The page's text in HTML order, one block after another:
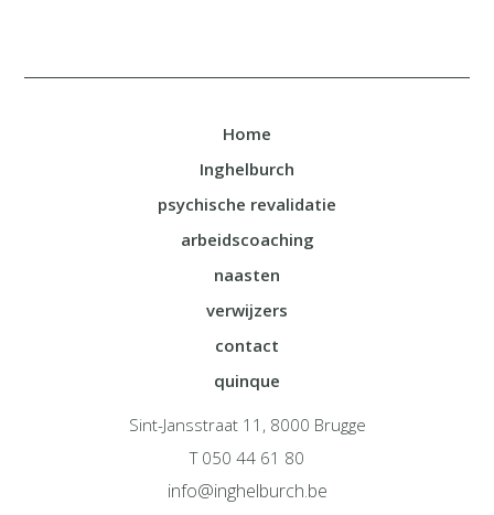
Home
Inghelburch
psychische revalidatie
arbeidscoaching
naasten
verwijzers
contact
quinque
Sint-Jansstraat 11, 8000 Brugge
T 050 44 61 80
info@inghelburch.be